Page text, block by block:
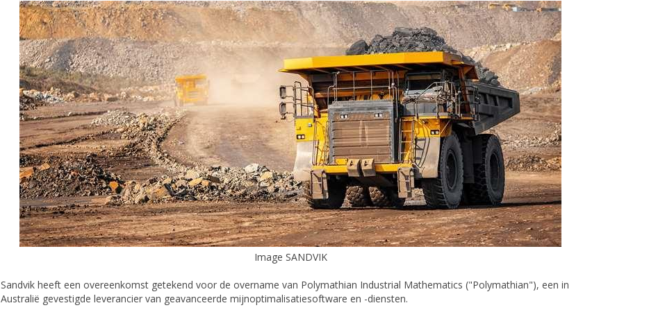
Image SANDVIK
Sandvik heeft een overeenkomst getekend voor de overname van Polymathian Industrial Mathematics ("Polymathian"), een in
Australië gevestigde leverancier van geavanceerde mijnoptimalisatiesoftware en -diensten.